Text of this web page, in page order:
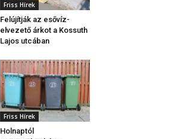
Friss Hírek
Felújítják az esővíz-
elvezető árkot a Kossuth
Lajos utcában
Friss Hírek
Holnaptól